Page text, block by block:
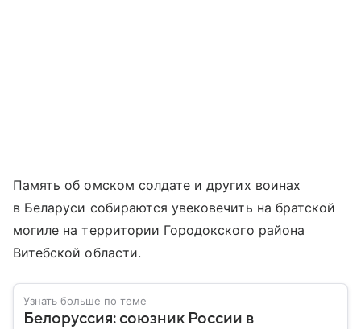
Память об омском солдате и других воинах
в Беларуси собираются увековечить на братской
могиле на территории Городокского района
Витебской области.
Узнать больше по теме
Белоруссия: союзник России в